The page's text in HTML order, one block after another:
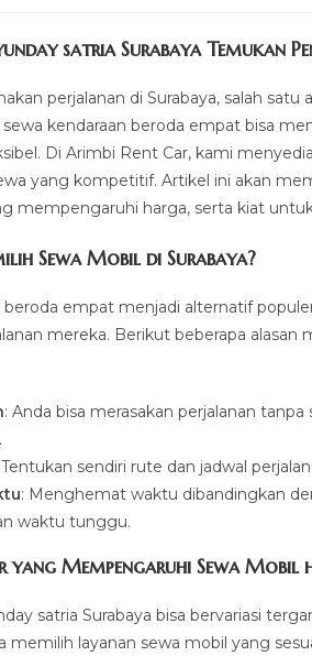
satria Surabaya Temukan
perjalanan di Surabaya, salah
sewa kendaraan beroda empat bisa
Di Arimbi Rent Car, kami
yang kompetitif. Artikel ini akan
mempengaruhi harga, serta kiat
Sewa Mobil di Surabaya?
beroda empat menjadi alternatif
mereka. Berikut beberapa alasan
: Anda bisa merasakan perjalanan
Tentukan sendiri rute dan jadwal
: Menghemat waktu dibandingkan
waktu tunggu.
Mempengaruhi Sewa Mobil
satria Surabaya bisa bervariasi
memilih layanan sewa mobil yang